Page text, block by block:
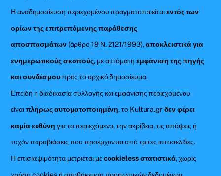
Η αναδημοσίευση περιεχομένου πραγματοποιείταιεντός των
ορίων της επιτρεπόμενης παράθεσης
αποσπασμάτων (άρθρο 19 Ν. 2121/1993),αποκλειστικά για
ενημερωτικούς σκοπούς, με αυτόματηεμφάνιση της πηγής
και συνδέσμουπρος το αρχικό δημοσίευμα.
Επειδή η διαδικασία συλλογής και εμφάνισης περιεχομένου
είναιπλήρως αυτοματοποιημένη, το Kultura.grδεν φέρει
καμία ευθύνη για το περιεχόμενο, την ακρίβεια, τις απόψεις ή
τυχόν παραβιάσεις που προέρχονται από τρίτες ιστοσελίδες.
Η επισκεψιμότητα μετριέται μεcookieless στατιστικά, χωρίς